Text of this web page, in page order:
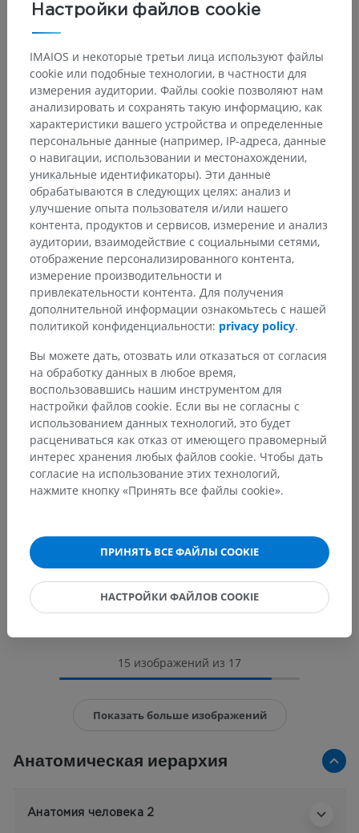
15 изображений из 17
Показать больше изображений
Анатомическая иерархия
Анатомия человека 2
Настройки файлов cookie
IMAIOS и некоторые третьи лица используют файлы
cookie или подобные технологии, в частности для
измерения аудитории. Файлы cookie позволяют нам
анализировать и сохранять такую информацию, как
характеристики вашего устройства и определенные
персональные данные (например, IP-адреса, данные
о навигации, использовании и местонахождении,
уникальные идентификаторы). Эти данные
обрабатываются в следующих целях: анализ и
улучшение опыта пользователя и/или нашего
контента, продуктов и сервисов, измерение и анализ
аудитории, взаимодействие с социальными сетями,
отображение персонализированного контента,
измерение производительности и
привлекательности контента. Для получения
дополнительной информации ознакомьтесь с нашей
политикой конфиденциальности: privacy policy.
Вы можете дать, отозвать или отказаться от согласия
на обработку данных в любое время,
воспользовавшись нашим инструментом для
настройки файлов cookie. Если вы не согласны с
использованием данных технологий, это будет
расцениваться как отказ от имеющего правомерный
интерес хранения любых файлов cookie. Чтобы дать
согласие на использование этих технологий,
нажмите кнопку «Принять все файлы cookie».
ПРИНЯТЬ ВСЕ ФАЙЛЫ COOKIE
НАСТРОЙКИ ФАЙЛОВ COOKIE